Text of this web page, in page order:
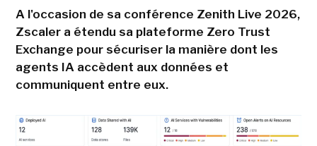
A l'occasion de sa conférence Zenith Live 2026,
Zscaler a étendu sa plateforme Zero Trust
Exchange pour sécuriser la manière dont les
agents IA accèdent aux données et
communiquent entre eux.